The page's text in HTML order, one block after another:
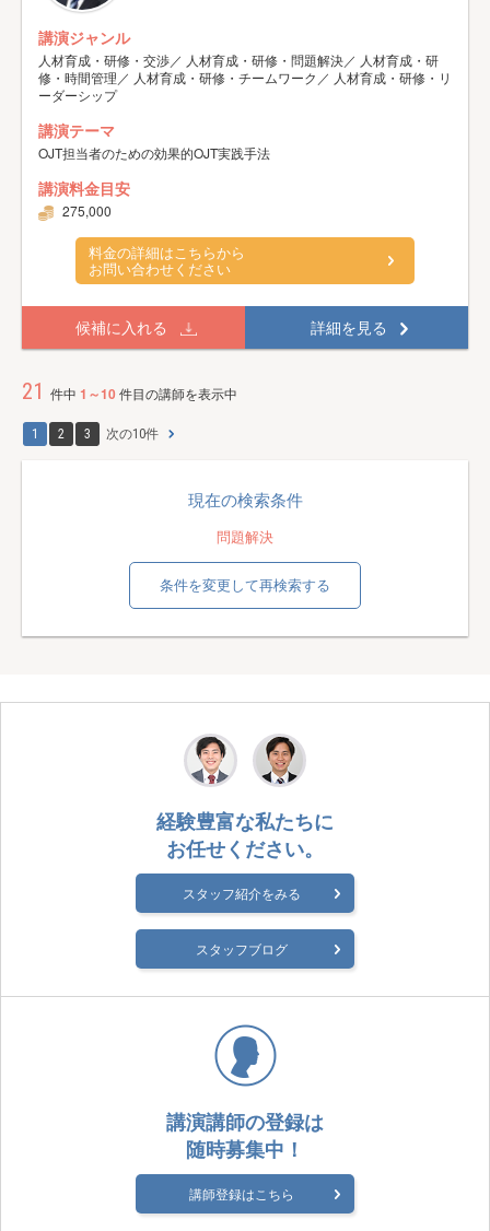
講演ジャンル
人材育成・研修・交渉／ 人材育成・研修・問題解決／ 人材育成・研
修・時間管理／ 人材育成・研修・チームワーク／ 人材育成・研修・リ
ーダーシップ
講演テーマ
OJT担当者のための効果的OJT実践手法
講演料金目安
275,000
料金の詳細はこちらから
お問い合わせください
候補に入れる 詳細を見る
21 件中 1～10件目の講師を表示中
1 2 3 次の10件
現在の検索条件
問題解決
条件を変更して再検索する
経験豊富な私たちに
お任せください。
スタッフ紹介をみる
スタッフブログ
講演講師の登録は
随時募集中！
講師登録はこちら